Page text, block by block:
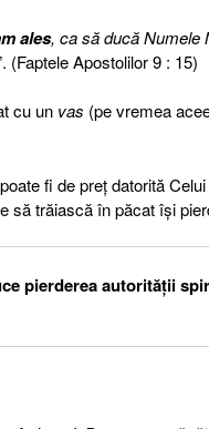
ales, ca să ducă Numele
Apostolilor 9 : 15)
cu un vas (pe vremea
fi de preţ datorită
să trăiască în păcat îşi
pierderea autorităţii